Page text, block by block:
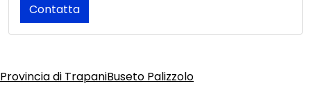
Contatta
Provincia di TrapaniBuseto Palizzolo